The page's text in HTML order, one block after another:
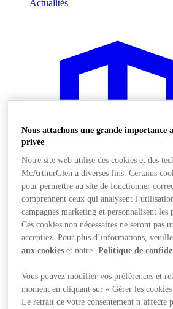
Actualités
Nous rendre visite
Nous attachons une grande importance
privée
Notre site web utilise des cookies et des
McArthurGlen à diverses fins. Certains
pour permettre au site de fonctionner
comprennent ceux qui analysent
campagnes marketing et personnalisent
Ces cookies non nécessaires ne seront pas
acceptiez. Pour plus d’informations,
aux cookies et notre Politique de
Vous pouvez modifier vos préférences et
moment en cliquant sur « Gérer les
Le retrait de votre consentement n’affecte